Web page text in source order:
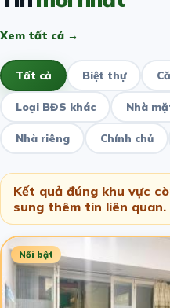
Xem tất cả →
Tất cả Biệt thự
Loại BĐS khác Nhà
Nhà riêng Chính chủ
Kết quả đúng khu vực
sung thêm tin liên quan.
Nổi bật